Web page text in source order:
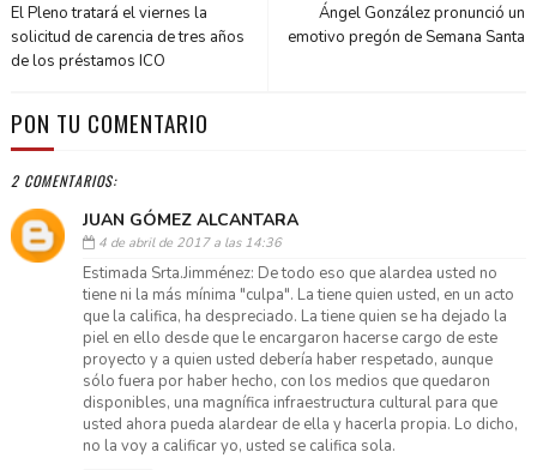
Ángel González pronunció un
emotivo pregón de Semana Santa
El Pleno tratará el viernes la
solicitud de carencia de tres años
de los préstamos ICO
PON TU COMENTARIO
2 COMENTARIOS:
JUAN GÓMEZ ALCANTARA
4 de abril de 2017 a las 14:36
Estimada Srta.Jimménez: De todo eso que alardea usted no
tiene ni la más mínima "culpa". La tiene quien usted, en un acto
que la califica, ha despreciado. La tiene quien se ha dejado la
piel en ello desde que le encargaron hacerse cargo de este
proyecto y a quien usted debería haber respetado, aunque
sólo fuera por haber hecho, con los medios que quedaron
disponibles, una magnífica infraestructura cultural para que
usted ahora pueda alardear de ella y hacerla propia. Lo dicho,
no la voy a calificar yo, usted se califica sola.